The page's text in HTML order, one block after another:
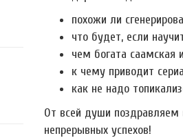
похожи ли
что будет, если
чем богата саамская
к чему приводит
как не надо
От всей души поздравляем
непрерывных успехов!